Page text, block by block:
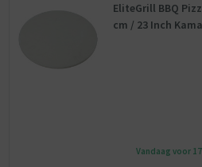
EliteGrill BBQ
cm / 23 Inch
Vandaag voor